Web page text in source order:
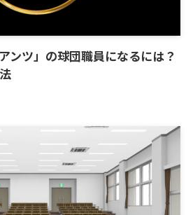
ンツ」の球団職員になるには？